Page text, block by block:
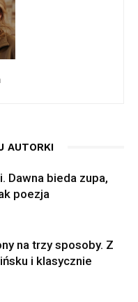
AUTORKI
Dawna bieda zupa,
poezja
na trzy sposoby. Z
i klasycznie